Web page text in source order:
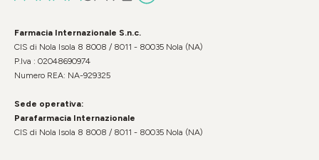
Farmacia Internazionale S.n.c.
CIS di Nola Isola 8 8008 / 8011 - 80035 Nola (NA)
P.Iva : 02048690974
Numero REA: NA-929325
Sede operativa:
Parafarmacia Internazionale
CIS di Nola Isola 8 8008 / 8011 - 80035 Nola (NA)